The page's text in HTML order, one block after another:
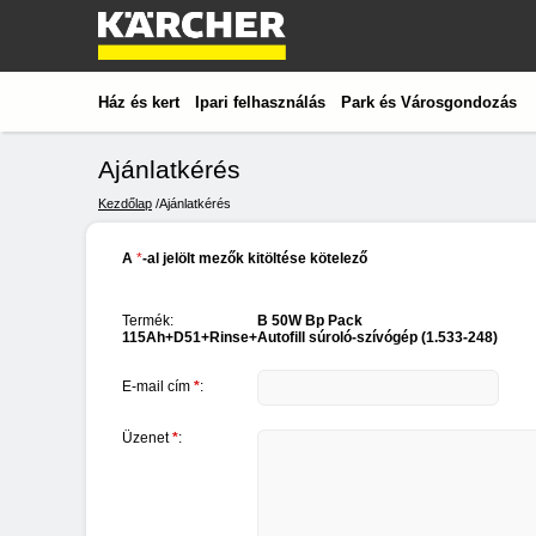
Ház és kert Ipari felhasználás Park és Városgondozás
Ajánlatkérés
Kezdőlap /Ajánlatkérés
A *-al jelölt mezők kitöltése kötelező
Termék:
B 50W Bp Pack
115Ah+D51+Rinse+Autofill súroló-szívógép (1.533-248)
E-mail cím *:
Üzenet*: